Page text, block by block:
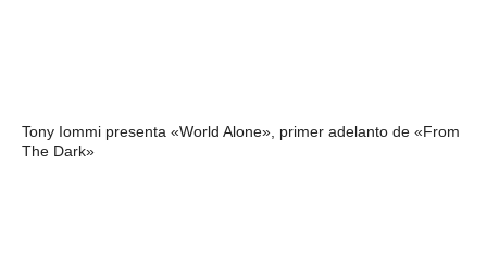
Tony Iommi presenta «World Alone», primer adelanto de «From
The Dark»